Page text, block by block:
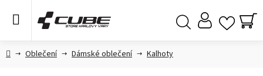
DomůOblečení Dámské oblečení Kalhoty